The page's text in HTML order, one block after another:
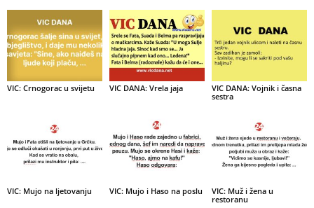
VIC: Crnogorac u svijetu VIC DANA: Vrela jaja
VIC DANA: Vojnik i časna
sestra
VIC: Mujo na ljetovanju VIC: Mujo i Haso na poslu
VIC: Muž i žena u
restoranu